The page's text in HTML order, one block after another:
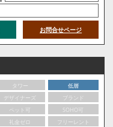
お問合せページ
タワー
低層
デザイナーズ
ブランド
ペット可
SOHO可
礼金ゼロ
フリーレント